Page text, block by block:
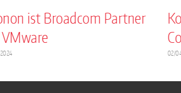
ist Broadcom Partner
02/